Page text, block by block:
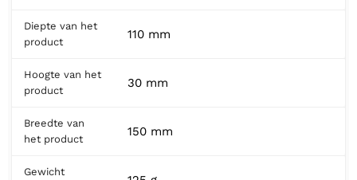
Diepte van het
product
110 mm
Hoogte van het
product
30 mm
Breedte van
het product
150 mm
Gewicht